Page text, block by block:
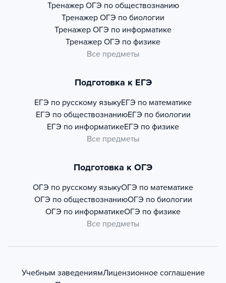
Тренажер ОГЭ по обществознанию
Тренажер ОГЭ по биологии
Тренажер ОГЭ по информатике
Тренажер ОГЭ по физике
Все предметы
Подготовка к ЕГЭ
ЕГЭ по русскому языкуЕГЭ по математике
ЕГЭ по обществознаниюЕГЭ по биологии
ЕГЭ по информатикеЕГЭ по физике
Все предметы
Подготовка к ОГЭ
ОГЭ по русскому языкуОГЭ по математике
ОГЭ по обществознаниюОГЭ по биологии
ОГЭ по информатикеОГЭ по физике
Все предметы
Учебным заведениямЛицензионное соглашение